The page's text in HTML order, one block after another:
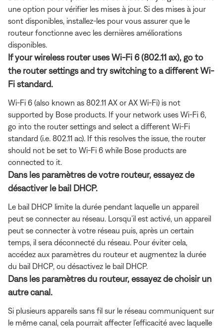
une option pour vérifier les mises à jour. Si des mises à jour
sont disponibles, installez-les pour vous assurer que le
routeur fonctionne avec les dernières améliorations
disponibles.
If your wireless router uses Wi-Fi 6 (802.11 ax), go to
the router settings and try switching to a different Wi-
Fi standard.
Wi-Fi 6 (also known as 802.11 AX or AX Wi-Fi) is not
supported by Bose products. If your network uses Wi-Fi 6,
go into the router settings and select a different Wi-Fi
standard (i.e. 802.11 ac). If this resolves the issue, the router
should not be set to Wi-Fi 6 while Bose products are
connected to it.
Dans les paramètres de votre routeur, essayez de
désactiver le bail DHCP.
Le bail DHCP limite la durée pendant laquelle un appareil
peut se connecter au réseau. Lorsqu’il est activé, un appareil
peut se connecter à votre réseau puis, après un certain
temps, il sera déconnecté du réseau. Pour éviter cela,
accédez aux paramètres du routeur et augmentez la durée
du bail DHCP, ou désactivez le bail DHCP.
Dans les paramètres du routeur, essayez de choisir un
autre canal.
Si plusieurs appareils sans fil sur le réseau communiquent sur
le même canal, cela pourrait affecter l’efficacité avec laquelle